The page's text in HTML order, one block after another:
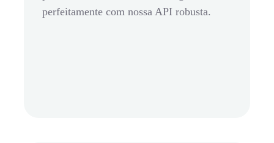
perfeitamente com nossa API robusta.